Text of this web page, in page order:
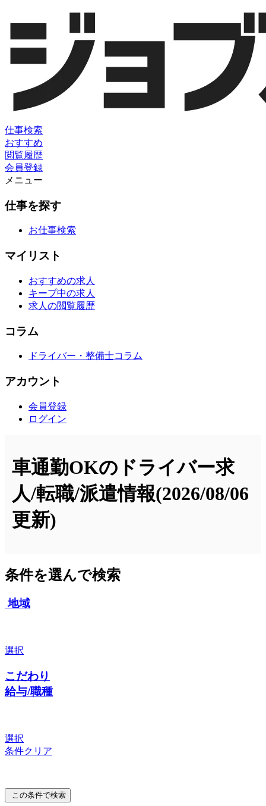
仕事検索
おすすめ
閲覧履歴
会員登録
メニュー
仕事を探す
お仕事検索
マイリスト
おすすめの求人
キープ中の求人
求人の閲覧履歴
コラム
ドライバー・整備士コラム
アカウント
会員登録
ログイン
車通勤OKのドライバー求
人/転職/派遣情報(2026/08/06
更新)
条件を選んで検索
地域
選択
こだわり
給与/職種
選択
条件クリア
この条件で検索